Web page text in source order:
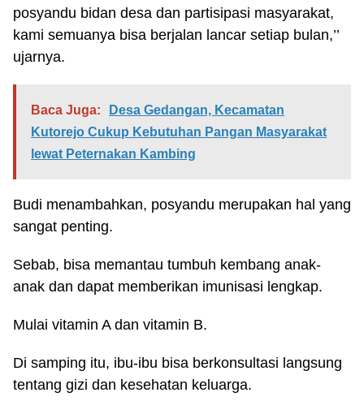
posyandu bidan desa dan partisipasi masyarakat,
kami semuanya bisa berjalan lancar setiap bulan,’’
ujarnya.
Baca Juga:
Desa Gedangan, Kecamatan
Kutorejo Cukup Kebutuhan Pangan Masyarakat
lewat Peternakan Kambing
Budi menambahkan, posyandu merupakan hal yang
sangat penting.
Sebab, bisa memantau tumbuh kembang anak-
anak dan dapat memberikan imunisasi lengkap.
Mulai vitamin A dan vitamin B.
Di samping itu, ibu-ibu bisa berkonsultasi langsung
tentang gizi dan kesehatan keluarga.